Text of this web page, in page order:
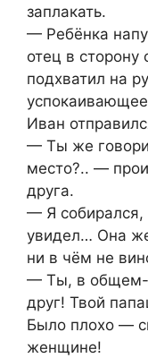
заплакать.
— Ребёнка
отец в сторону
подхватил на
Иван
— Ты же
место?.. —
друга.
— Я собирался,
увидел… Она
ни в чём не
— Ты, в общем-
друг! Твой
Было плохо —
женщине!